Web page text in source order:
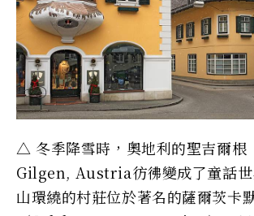
△ 冬季降雪時，奧地利的聖吉爾
Gilgen, Austria彷彿變成了童話世
山環繞的村莊位於著名的薩爾茨卡